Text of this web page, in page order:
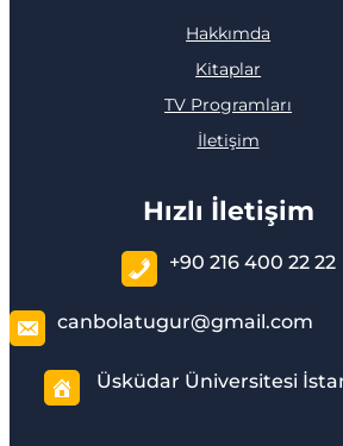
Hakkımda
Kitaplar
TV Programları
İletişim
Hızlı İletişim
+90 216 400 22 22
canbolatugur@gmail.com
Üsküdar Üniversitesi